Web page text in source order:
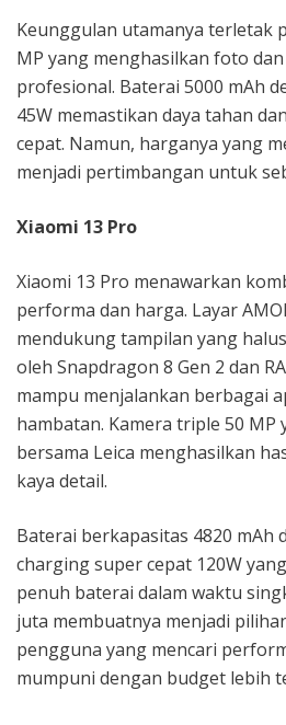
Keunggulan utamanya terletak
MP yang menghasilkan foto
profesional. Baterai 5000 mAh
45W memastikan daya tahan
cepat. Namun, harganya yang
menjadi pertimbangan untuk
Xiaomi 13 Pro
Xiaomi 13 Pro menawarkan
performa dan harga. Layar
mendukung tampilan yang
oleh Snapdragon 8 Gen 2 dan
mampu menjalankan berbagai
hambatan. Kamera triple 50 MP
bersama Leica menghasilkan
kaya detail.
Baterai berkapasitas 4820 mAh
charging super cepat 120W
penuh baterai dalam waktu
juta membuatnya menjadi
pengguna yang mencari
mumpuni dengan budget lebih